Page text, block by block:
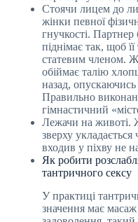
Стоячи лицем до
жінки певної
гнучкості. Партнер
піднімає так, щоб
статевим членом.
обіймає талію
назад,
Правильно
гімнастичний
Лежачи на животі.
зверху
входив у піхву не
Як робити
тантричного сексу
У практиці
значення має масаж